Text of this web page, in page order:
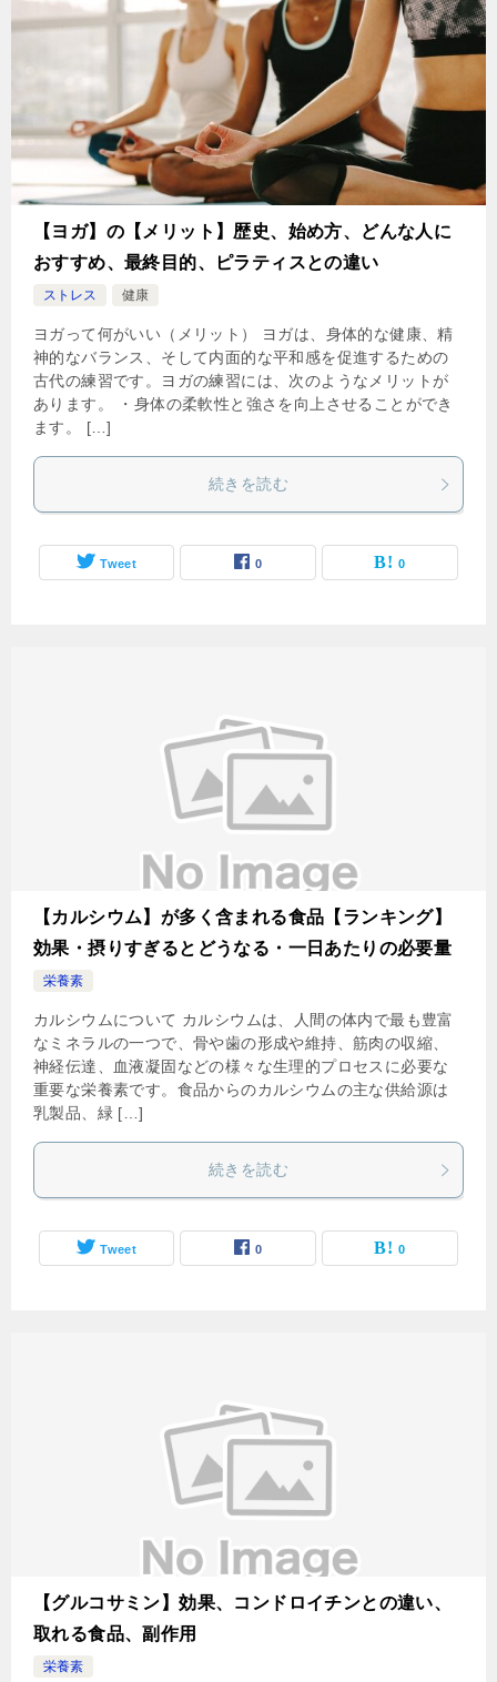
【ヨガ】の【メリット】歴史、始め方、どんな人に
おすすめ、最終目的、ピラティスとの違い
ストレス 健康
ヨガって何がいい（メリット） ヨガは、身体的な健康、精
神的なバランス、そして内面的な平和感を促進するための
古代の練習です。ヨガの練習には、次のようなメリットが
あります。 ・身体の柔軟性と強さを向上させることができ
ます。 […]
続きを読む
Tweet 0 0
【カルシウム】が多く含まれる食品【ランキング】
効果・摂りすぎるとどうなる・一日あたりの必要量
栄養素
カルシウムについて カルシウムは、人間の体内で最も豊富
なミネラルの一つで、骨や歯の形成や維持、筋肉の収縮、
神経伝達、血液凝固などの様々な生理的プロセスに必要な
重要な栄養素です。食品からのカルシウムの主な供給源は
乳製品、緑 […]
続きを読む
Tweet 0 0
【グルコサミン】効果、コンドロイチンとの違い、
取れる食品、副作用
栄養素